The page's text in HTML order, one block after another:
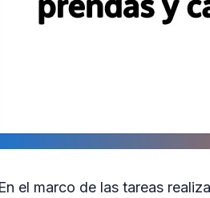
En el marco de las tareas